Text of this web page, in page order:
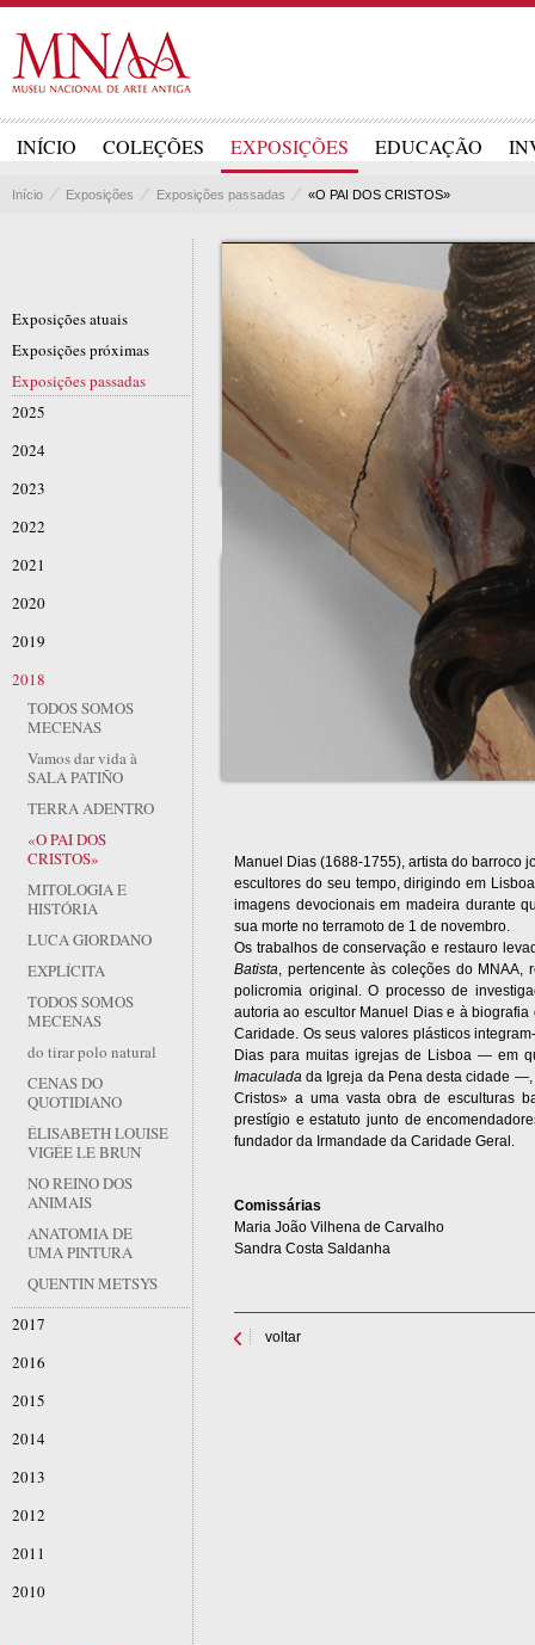
INÍCIO COLEÇÕES EXPOSIÇÕES EDUCAÇÃO
Início Exposições Exposições passadas «O PAI DOS CRISTOS»
Manuel Dias (1688-1755), artista do barroco
escultores do seu tempo, dirigindo em
imagens devocionais em madeira durante
sua morte no terramoto de 1 de novembro.
Os trabalhos de conservação e restauro
Batista, pertencente às coleções do MNAA,
policromia original. O processo de
autoria ao escultor Manuel Dias e à
Caridade. Os seus valores plásticos
Dias para muitas igrejas de Lisboa — em
Imaculada da Igreja da Pena desta cidade
Cristos» a uma vasta obra de esculturas
prestígio e estatuto junto de
fundador da Irmandade da Caridade Geral.
Comissárias
Maria João Vilhena de Carvalho
Sandra Costa Saldanha
voltar
Exposições atuais
Exposições próximas
Exposições passadas
2025
2024
2023
2022
2021
2020
2019
2018
TODOS SOMOS
MECENAS
Vamos dar vida à
SALA PATIÑO
TERRA ADENTRO
«O PAI DOS
CRISTOS»
MITOLOGIA E
HISTÓRIA
LUCA GIORDANO
EXPLÍCITA
TODOS SOMOS
MECENAS
do tirar polo natural
CENAS DO
QUOTIDIANO
ÉLISABETH LOUISE
VIGÉE LE BRUN
NO REINO DOS
ANIMAIS
ANATOMIA DE
UMA PINTURA
QUENTIN METSYS
2017
2016
2015
2014
2013
2012
2011
2010